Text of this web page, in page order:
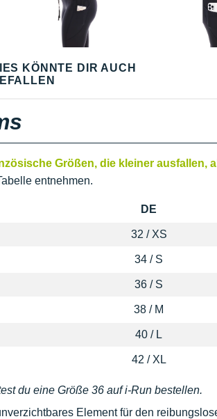
KÖNNTE DIR AUCH
Größen, die kleiner ausfallen,
entnehmen.
DE
32 / XS
34 / S
36 / S
38 / M
40 / L
42 / XL
du eine Größe 36 auf i-Run bestellen.
Element für den